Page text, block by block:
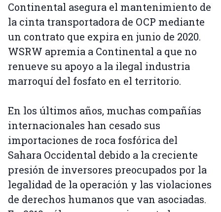
Continental asegura el mantenimiento de
la cinta transportadora de OCP mediante
un contrato que expira en junio de 2020.
WSRW apremia a Continental a que no
renueve su apoyo a la ilegal industria
marroquí del fosfato en el territorio.
En los últimos años, muchas compañías
internacionales han cesado sus
importaciones de roca fosfórica del
Sahara Occidental debido a la creciente
presión de inversores preocupados por la
legalidad de la operación y las violaciones
de derechos humanos que van asociadas.